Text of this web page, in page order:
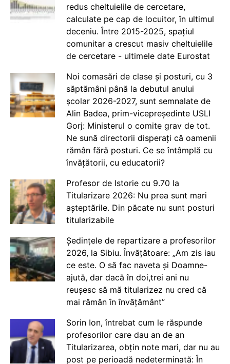
redus cheltuielile de cercetare,
calculate pe cap de locuitor, în ultimul
deceniu. Între 2015-2025, spațiul
comunitar a crescut masiv cheltuielile
de cercetare - ultimele date Eurostat
Noi comasări de clase și posturi, cu 3
săptămâni până la debutul anului
școlar 2026-2027, sunt semnalate de
Alin Badea, prim-vicepreședinte USLI
Gorj: Ministerul o comite grav de tot.
Ne sună directorii disperați că oamenii
rămân fără posturi. Ce se întâmplă cu
învățătorii, cu educatorii?
Profesor de Istorie cu 9.70 la
Titularizare 2026: Nu prea sunt mari
așteptările. Din păcate nu sunt posturi
titularizabile
Ședințele de repartizare a profesorilor
2026, la Sibiu. Învățătoare: „Am zis iau
ce este. O să fac naveta și Doamne-
ajută, dar dacă în doi,trei ani nu
reușesc să mă titularizez nu cred că
mai rămân în învățământ”
Sorin Ion, întrebat cum le răspunde
profesorilor care dau an de an
Titularizarea, obțin note mari, dar nu au
post pe perioadă nedeterminată: În